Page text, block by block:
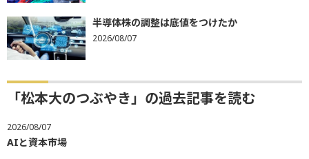
半導体株の調整は底値をつけたか
2026/08/07
「松本大のつぶやき」の過去記事を読む
2026/08/07
AIと資本市場